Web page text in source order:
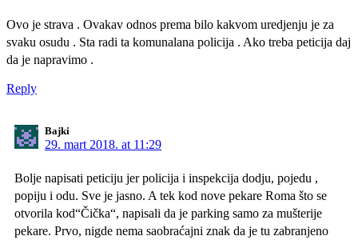
Ovo je strava . Ovakav odnos prema bilo kakvom uredjenju je za
svaku osudu . Sta radi ta komunalana policija . Ako treba peticija daj
da je napravimo .
Reply
Bajki
29. mart 2018. at 11:29
Bolje napisati peticiju jer policija i inspekcija dodju, pojedu ,
popiju i odu. Sve je jasno. A tek kod nove pekare Roma što se
otvorila kod“Čička“, napisali da je parking samo za mušterije
pekare. Prvo, nigde nema saobraćajni znak da je tu zabranjeno